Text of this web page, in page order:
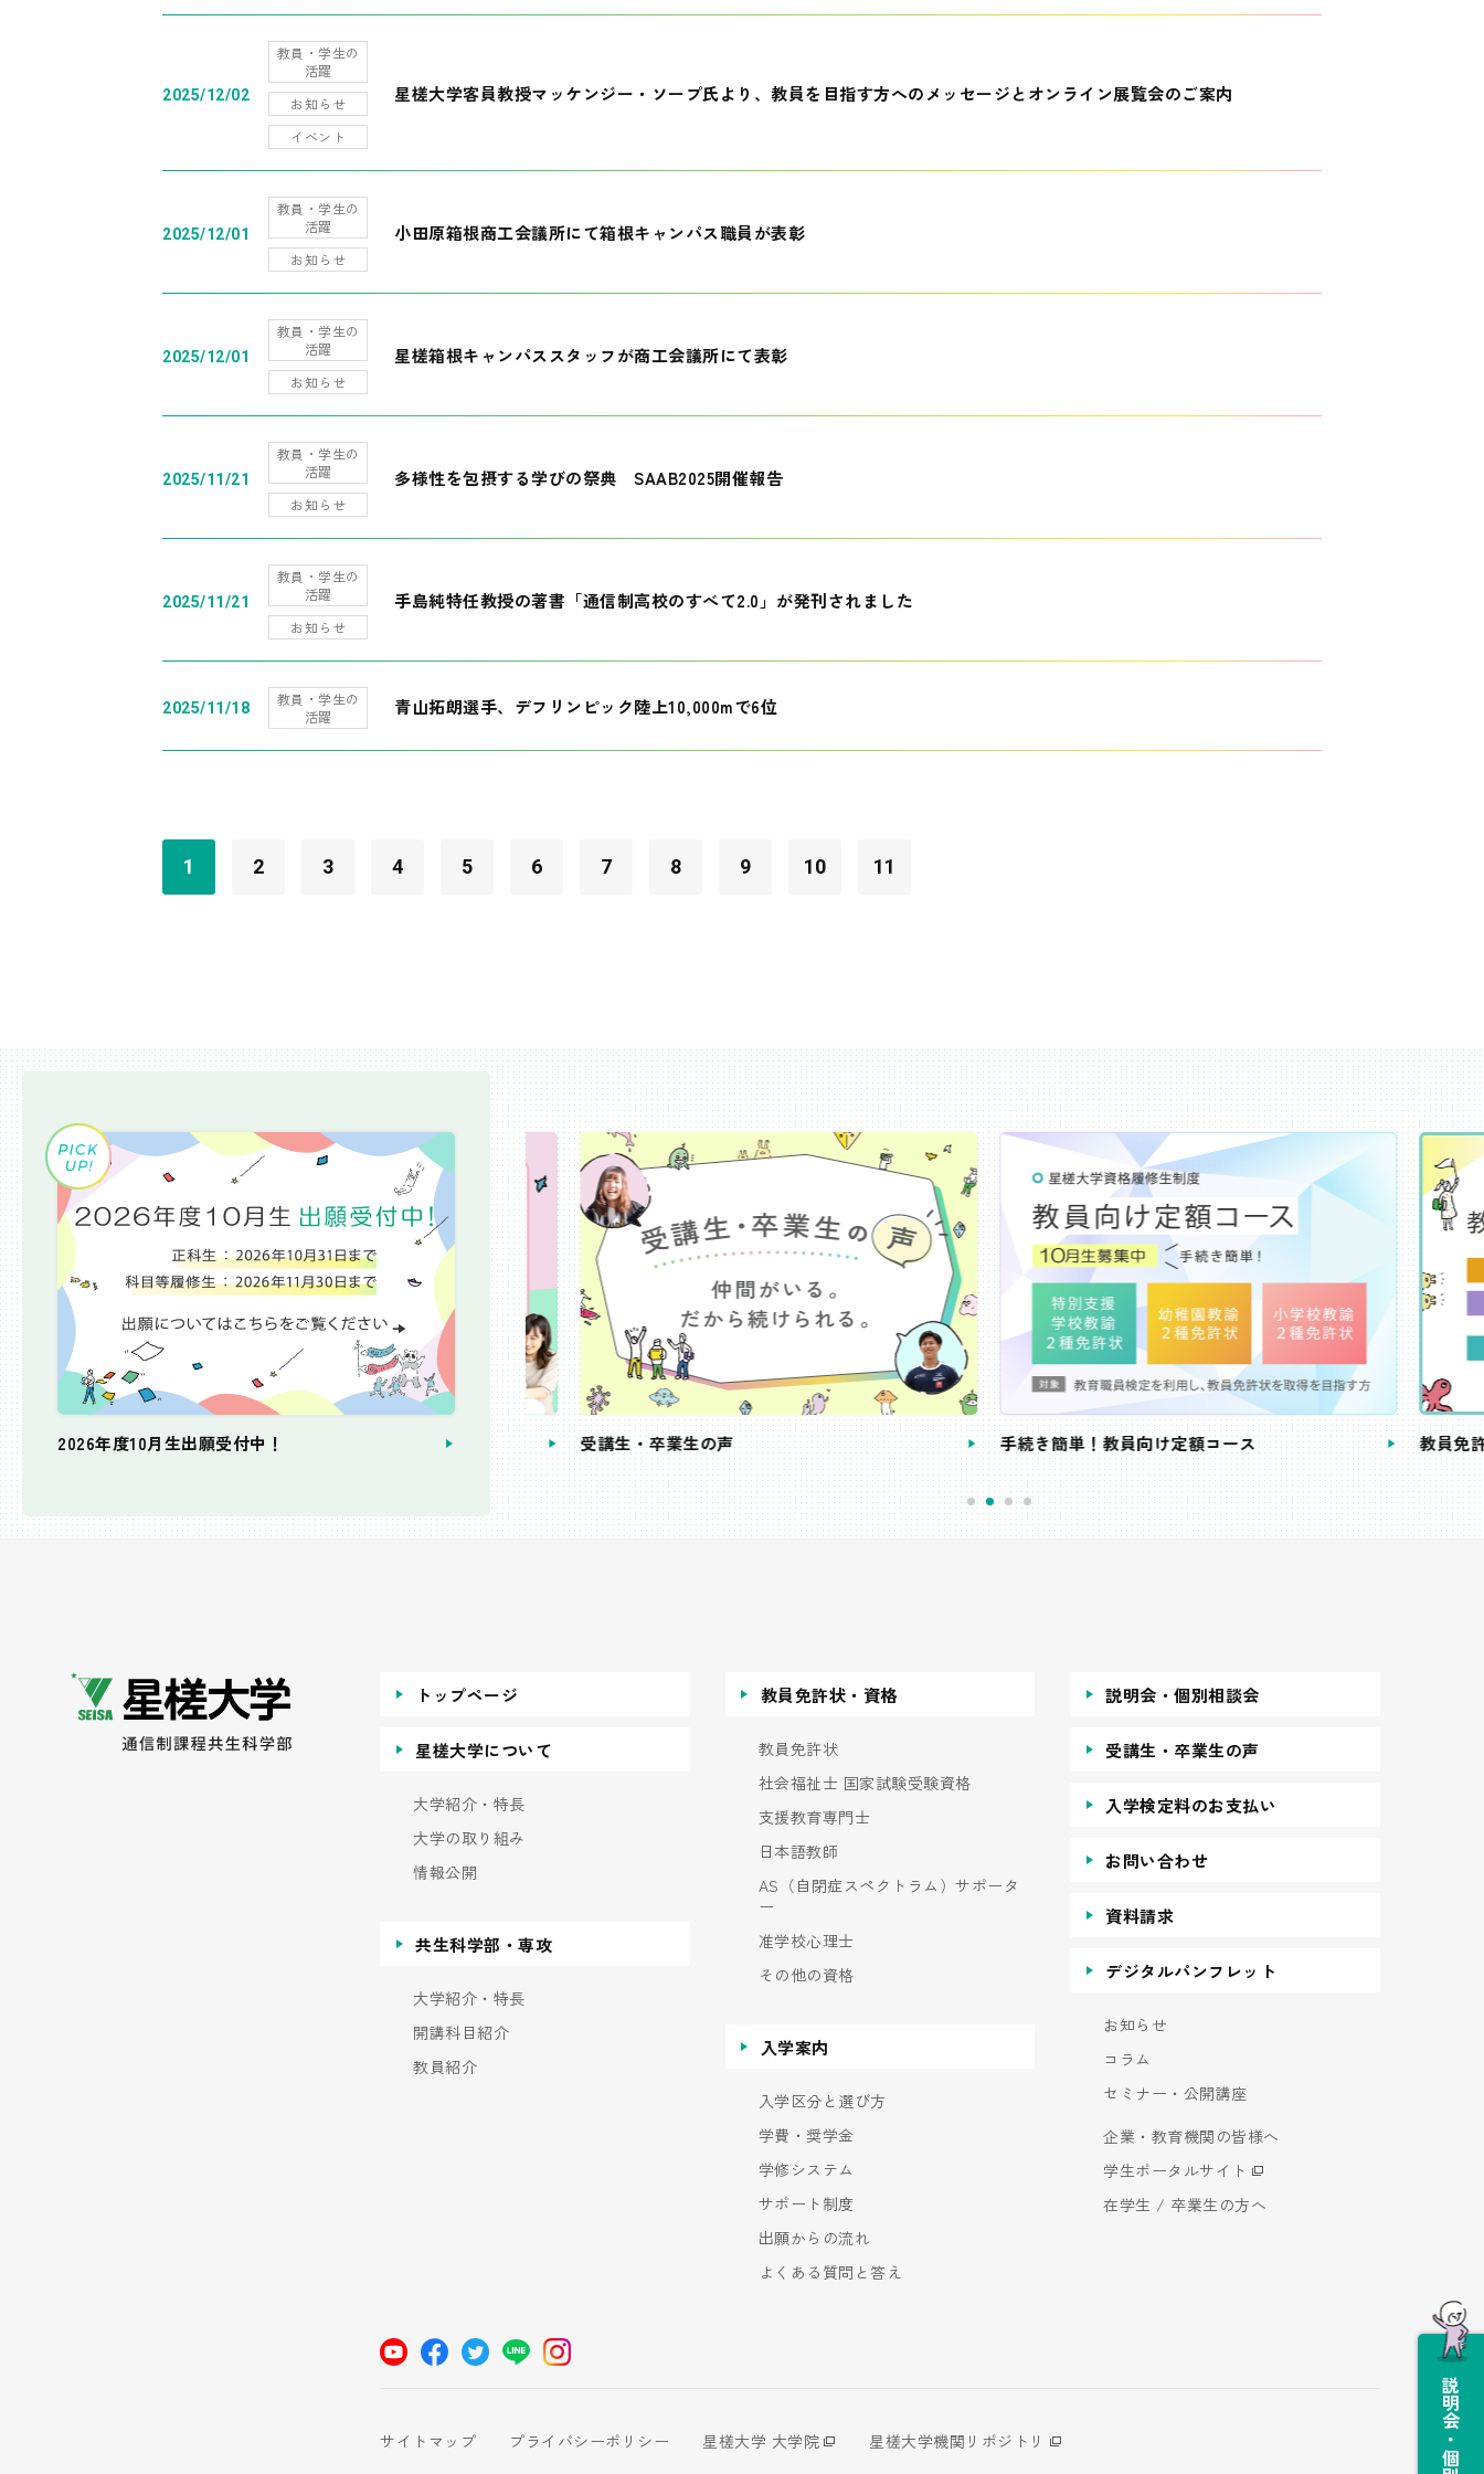
2025/12/02
教員・学生の
活躍
お知らせ
イベント
星槎大学客員教授マッケンジー・ソープ氏より、教員を目指す方へのメッセージとオンライン展覧会のご案内
2025/12/01
教員・学生の
活躍
お知らせ
小田原箱根商工会議所にて箱根キャンパス職員が表彰
2025/12/01
教員・学生の
活躍
お知らせ
星槎箱根キャンパススタッフが商工会議所にて表彰
2025/11/21
教員・学生の
活躍
お知らせ
多様性を包摂する学びの祭典 SAAB2025開催報告
2025/11/21
教員・学生の
活躍
お知らせ
手島純特任教授の著書「通信制高校のすべて2.0」が発刊されました
2025/11/18
教員・学生の
活躍
青山拓朗選手、デフリンピック陸上10,000mで6位
1 2 3 4 5 6 7 8 9 10 11
2026年度10月生出願受付中！
個別相談会 受講生・卒業生の声 手続き簡単！教員向け定額コース 教員免許状が
トップページ
星槎大学について
大学紹介・特長
大学の取り組み
情報公開
共生科学部・専攻
大学紹介・特長
開講科目紹介
教員紹介
教員免許状・資格
教員免許状
社会福祉士 国家試験受験資格
支援教育専門士
日本語教師
AS（自閉症スペクトラム）サポータ
ー
准学校心理士
その他の資格
入学案内
入学区分と選び方
学費・奨学金
学修システム
サポート制度
出願からの流れ
よくある質問と答え
説明会・個別相談会
受講生・卒業生の声
入学検定料のお支払い
お問い合わせ
資料請求
デジタルパンフレット
お知らせ
コラム
セミナー・公開講座
企業・教育機関の皆様へ
学生ポータルサイト
在学生 / 卒業生の方へ
サイトマップ プライバシーポリシー 星槎大学 大学院
星槎大学機関リポジトリ